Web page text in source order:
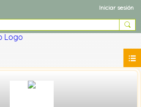
Iniciar sesión